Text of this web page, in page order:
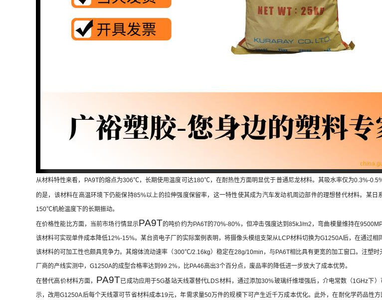
从材料特性来看，PA9T的熔点为306℃，长期使用温度可达180℃，在耐热性方面明显优于普通尼龙材料。其吸水率仅为0.3%-
的是，该材料在高温环境下仍能保持85%以上的拉伸强度保留率，这一特性使其成为汽车发动机周边部件的理想替代材料。某日
150℃机舱温度下的长期振动。
在价格性能比方面，当前市场行情显示PA9T的吨价约为PA6T的70%-80%，但冲击强度达到85kJ/m2，弯曲模量维持在
该材料可实现单件成本降低12%-15%。某台资电子厂的实际案例表明，将摄像头模组支架从LCP材料切换为G1250A后，在通过相
该材料的可加工性也颇具竞争力。其熔体流动速率（300℃/2.16kg）稳定在28g/10min，与PA6T相比具有更宽的加工窗口。注塑
厂商的产线实测中，G1250A的成型合格率达到99.2%，比PA46高出3个百分点，废品率的降低进一步放大了成本优势。
在替代高价材料方面， PA9T已成功应用于5G基站天线罩替代LDS材料，通过添加30%玻璃纤维增强后，介电常数（1GHz下
示，改用G1250A后每个天线罩可节省材料成本19元，年需求量50万件的规模下可产生近千万成本优化。此外，在耐化学药品性